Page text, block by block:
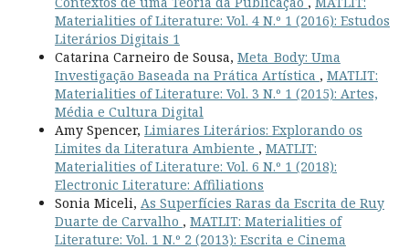
Materialities of Literature: Vol. 4 N.º 1 (2016): Estudos
Literários Digitais 1
Catarina Carneiro de Sousa, Meta_Body: Uma
Investigação Baseada na Prática Artística , MATLIT:
Materialities of Literature: Vol. 3 N.º 1 (2015): Artes,
Média e Cultura Digital
Amy Spencer, Limiares Literários: Explorando os
Limites da Literatura Ambiente , MATLIT:
Materialities of Literature: Vol. 6 N.º 1 (2018):
Electronic Literature: Affiliations
Sonia Miceli, As Superfícies Raras da Escrita de Ruy
Duarte de Carvalho , MATLIT: Materialities of
Literature: Vol. 1 N.º 2 (2013): Escrita e Cinema